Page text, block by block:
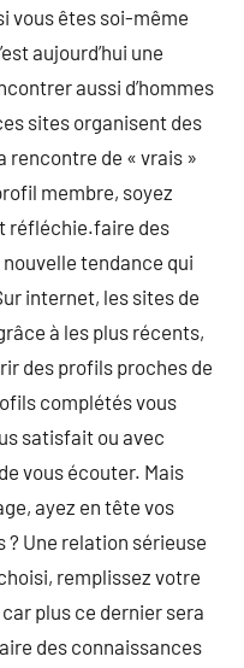
vous êtes soi-même
aujourd’hui une
aussi d’hommes
sites organisent des
rencontre de « vrais »
membre, soyez
réfléchie.faire des
tendance qui
internet, les sites de
à les plus récents,
des profils proches de
complétés vous
satisfait ou avec
vous écouter. Mais
ayez en tête vos
Une relation sérieuse
remplissez votre
plus ce dernier sera
des connaissances